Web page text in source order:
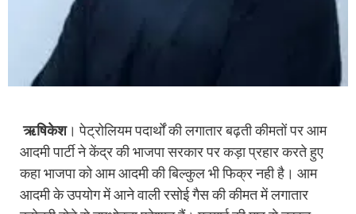
ऋषिकेश। पेट्रोलियम पदार्थों की लगातार बढ़ती कीमतों पर आम
आदमी पार्टी ने केंद्र की भाजपा सरकार पर कड़ा प्रहार करते हुए
कहा भाजपा को आम आदमी की बिल्कुल भी फिक्र नही है। आम
आदमी के उपयोग में आने वाली रसोई गैस की कीमत में लगातार